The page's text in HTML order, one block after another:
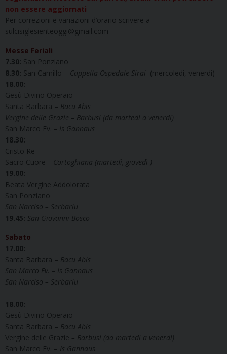
non essere aggiornati
Per correzioni e variazioni d’orario scrivere a
sulcisiglesienteoggi@gmail.com
Messe Feriali
7.30: San Ponziano
8.30: San Camillo – Cappella Ospedale Sirai (mercoledì, venerdì)
18.00:
Gesù Divino Operaio
Santa Barbara – Bacu Abis
Vergine delle Grazie – Barbusi (da martedì a venerdì)
San Marco Ev. – Is Gannaus
18.30:
Cristo Re
Sacro Cuore – Cortoghiana (martedì, giovedì )
19.00:
Beata Vergine Addolorata
San Ponziano
San Narciso – Serbariu
19.45: San Giovanni Bosco
Sabato
17.00:
Santa Barbara – Bacu Abis
San Marco Ev. – Is Gannaus
San Narciso – Serbariu
18.00:
Gesù Divino Operaio
Santa Barbara – Bacu Abis
Vergine delle Grazie – Barbusi (da martedì a venerdì)
San Marco Ev. – Is Gannaus